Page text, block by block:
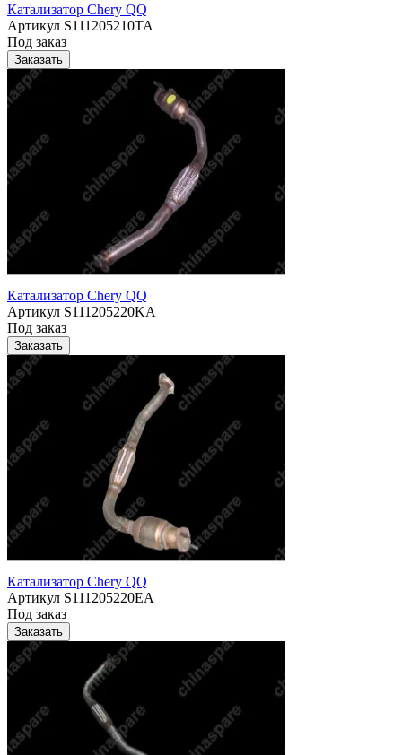
Катализатор Chery QQ
Артикул S111205210TA
Под заказ
Заказать
Катализатор Chery QQ
Артикул S111205220KA
Под заказ
Заказать
Катализатор Chery QQ
Артикул S111205220EA
Под заказ
Заказать